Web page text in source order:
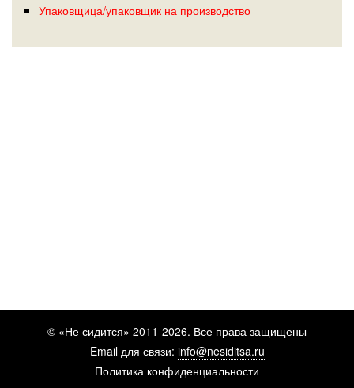
Упаковщица/упаковщик на производство
© «Не сидится» 2011-2026. Все права защищены
Email для связи: info@nesiditsa.ru
Политика конфиденциальности